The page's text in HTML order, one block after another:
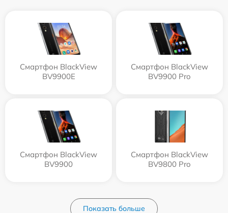
Смартфон BlackView
BV9900E
Смартфон BlackView
BV9900 Pro
Смартфон BlackView
BV9900
Смартфон BlackView
BV9800 Pro
Показать больше